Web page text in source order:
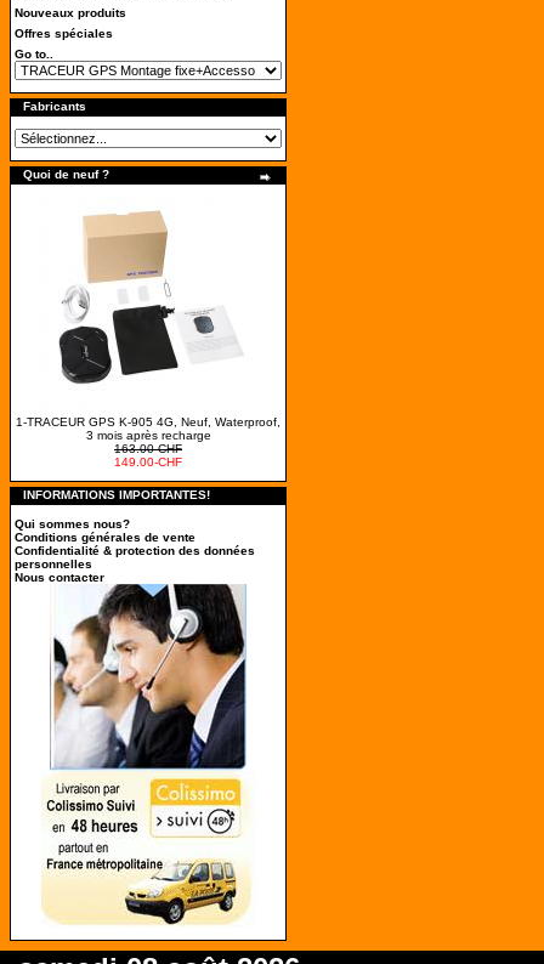
Nouveaux produits
Offres spéciales
Go to..
Fabricants
Quoi de neuf ?
1-TRACEUR GPS K-905 4G, Neuf, Waterproof,
3 mois après recharge
163.00-CHF
149.00-CHF
INFORMATIONS IMPORTANTES!
Qui sommes nous?
Conditions générales de vente
Confidentialité & protection des données
personnelles
Nous contacter